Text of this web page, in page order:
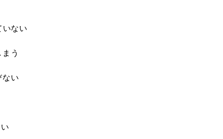
ない
う
い